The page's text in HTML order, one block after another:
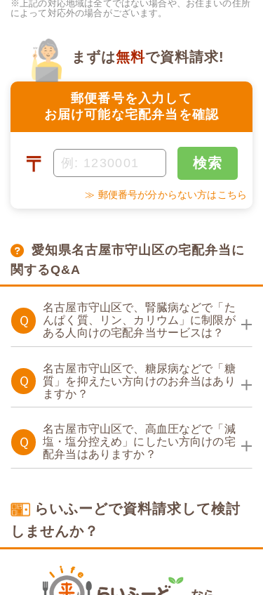
※上記の対応地域は全てではない場合や、お住まいの住所
によって対応外の場合がございます。
郵便番号を入力して
お届け可能な宅配弁当を確認
まずは無料で資料請求!
〒 検索
≫ 郵便番号が分からない方はこちら
愛知県名古屋市守山区の宅配弁当に
関するQ&A
Ｑ
名古屋市守山区で、腎臓病などで「た
んぱく質、リン、カリウム」に制限が
ある人向けの宅配弁当サービスは？
Ｑ
名古屋市守山区で、糖尿病などで「糖
質」を抑えたい方向けのお弁当はあり
ますか？
Ｑ
名古屋市守山区で、高血圧などで「減
塩・塩分控えめ」にしたい方向けの宅
配弁当はありますか？
らいふーどで資料請求して検討
しませんか？